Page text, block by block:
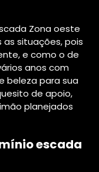
Zona oeste
situações, pois
e como o de
anos com
beleza para sua
de apoio,
planejados
escada